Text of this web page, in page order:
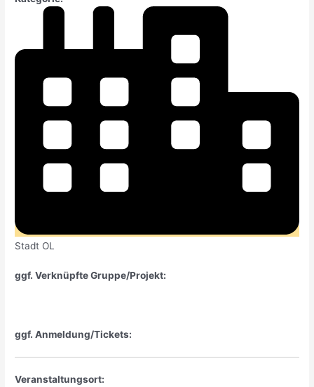
Stadt OL
ggf. Verknüpfte Gruppe/Projekt:
ggf. Anmeldung/Tickets:
Veranstaltungsort: